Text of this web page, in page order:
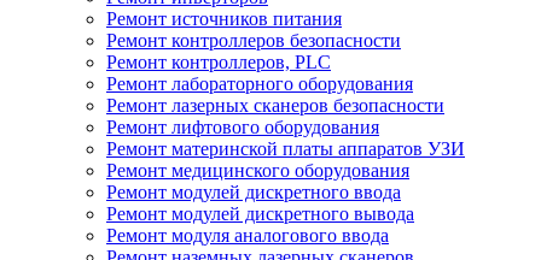
Ремонт источников питания
Ремонт контроллеров безопасности
Ремонт контроллеров, PLC
Ремонт лабораторного оборудования
Ремонт лазерных сканеров безопасности
Ремонт лифтового оборудования
Ремонт материнской платы аппаратов УЗИ
Ремонт медицинского оборудования
Ремонт модулей дискретного ввода
Ремонт модулей дискретного вывода
Ремонт модуля аналогового ввода